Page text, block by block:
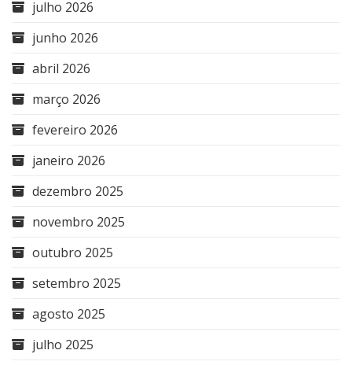
julho 2026
junho 2026
abril 2026
março 2026
fevereiro 2026
janeiro 2026
dezembro 2025
novembro 2025
outubro 2025
setembro 2025
agosto 2025
julho 2025